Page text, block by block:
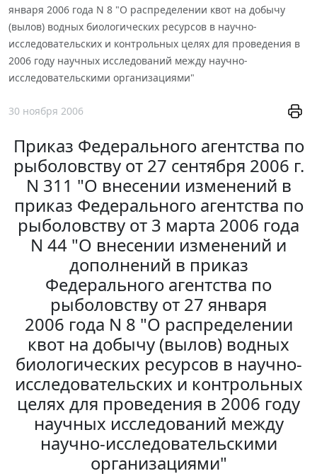
января 2006 года N 8 "О распределении квот на добычу
(вылов) водных биологических ресурсов в научно-
исследовательских и контрольных целях для проведения в
2006 году научных исследований между научно-
исследовательскими организациями"
30 ноября 2006
Приказ Федерального агентства по
рыболовству от 27 сентября 2006 г.
N 311 "О внесении изменений в
приказ Федерального агентства по
рыболовству от 3 марта 2006 года
N 44 "О внесении изменений и
дополнений в приказ
Федерального агентства по
рыболовству от 27 января
2006 года N 8 "О распределении
квот на добычу (вылов) водных
биологических ресурсов в научно-
исследовательских и контрольных
целях для проведения в 2006 году
научных исследований между
научно-исследовательскими
организациями"